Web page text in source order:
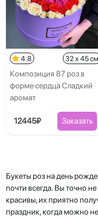
4.8 32 x 45 см
Композиция 87 роз в
форме сердца Сладкий
аромат
12445₽ Заказать
Букеты роз на день
почти всегда. Вы точно
красивы, их приятно
праздник, когда можно